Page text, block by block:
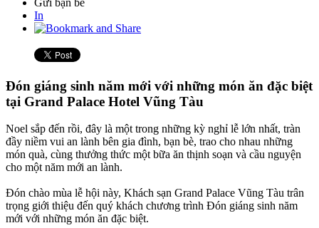
Gửi bạn bè
In
Đón giáng sinh năm mới với những món ăn đặc biệt
tại Grand Palace Hotel Vũng Tàu
Noel sắp đến rồi, đây là một trong những kỳ nghỉ lễ lớn nhất, tràn
đầy niềm vui an lành bên gia đình, bạn bè, trao cho nhau những
món quà, cùng thưởng thức một bữa ăn thịnh soạn và cầu nguyện
cho một năm mới an lành.
Đón chào mùa lễ hội này, Khách sạn Grand Palace Vũng Tàu trân
trọng giới thiệu đến quý khách chương trình Đón giáng sinh năm
mới với những món ăn đặc biệt.